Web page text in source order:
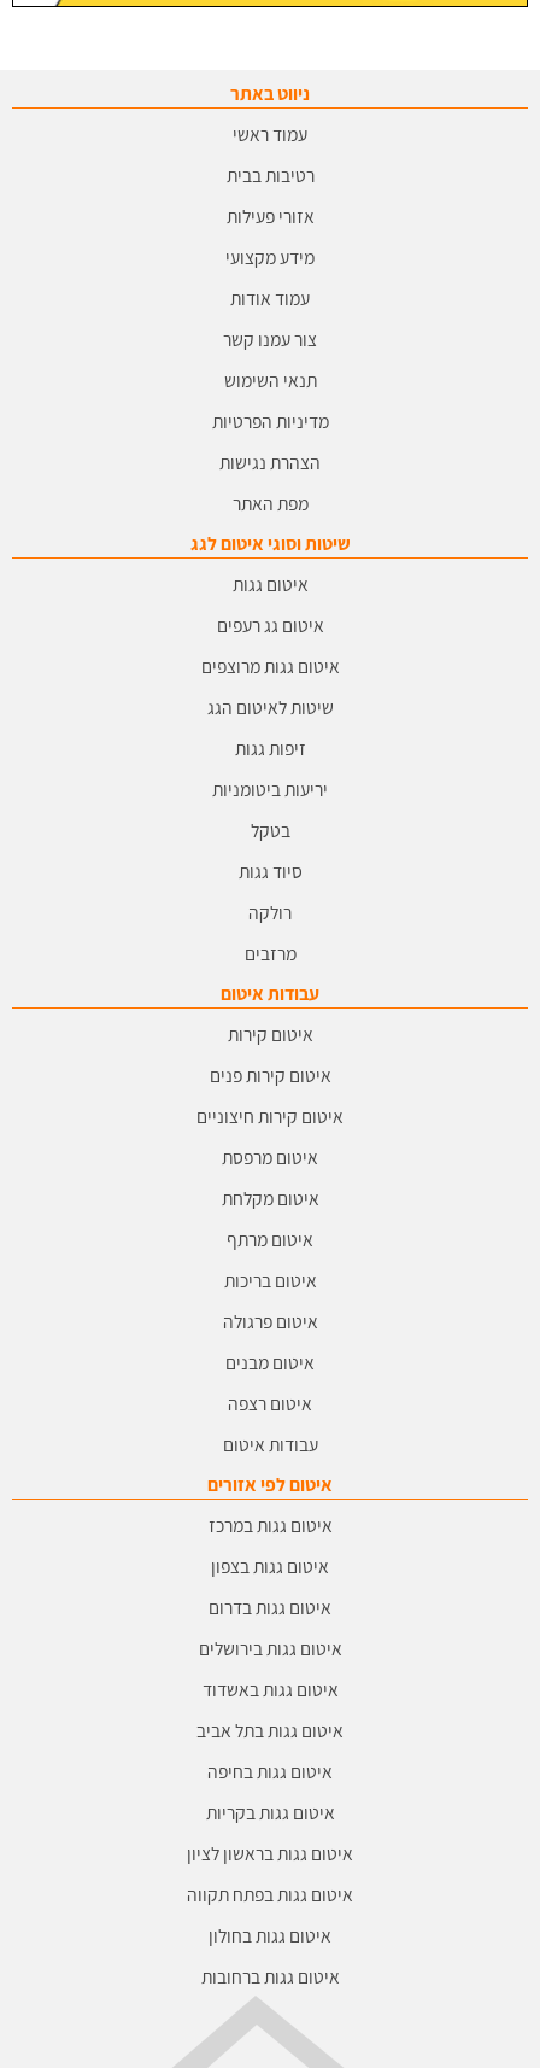
ניווט באתר
עמוד ראשי
רטיבות בבית
אזורי פעילות
מידע מקצועי
עמוד אודות
צור עמנו קשר
תנאי השימוש
מדיניות הפרטיות
הצהרת נגישות
מפת האתר
שיטות וסוגי איטום לגג
איטום גגות
איטום גג רעפים
איטום גגות מרוצפים
שיטות לאיטום הגג
זיפות גגות
יריעות ביטומניות
בטקל
סיוד גגות
רולקה
מרזבים
עבודות איטום
איטום קירות
איטום קירות פנים
איטום קירות חיצוניים
איטום מרפסת
איטום מקלחת
איטום מרתף
איטום בריכות
איטום פרגולה
איטום מבנים
איטום רצפה
עבודות איטום
איטום לפי אזורים
איטום גגות במרכז
איטום גגות בצפון
איטום גגות בדרום
איטום גגות בירושלים
איטום גגות באשדוד
איטום גגות בתל אביב
איטום גגות בחיפה
איטום גגות בקריות
איטום גגות בראשון לציון
איטום גגות בפתח תקווה
איטום גגות בחולון
איטום גגות ברחובות